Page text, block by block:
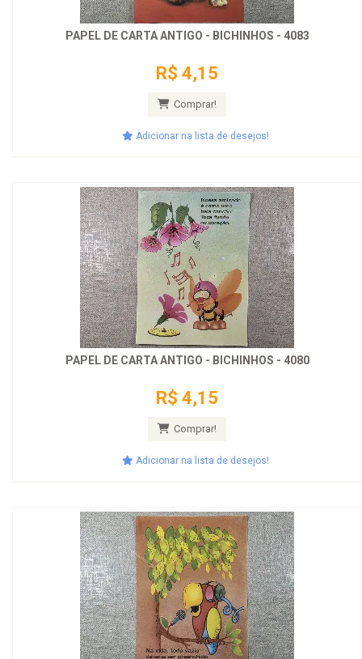
PAPEL DE CARTA ANTIGO - BICHINHOS - 4083
R$ 4,15
Comprar!
Adicionar na lista de desejos!
PAPEL DE CARTA ANTIGO - BICHINHOS - 4080
R$ 4,15
Comprar!
Adicionar na lista de desejos!